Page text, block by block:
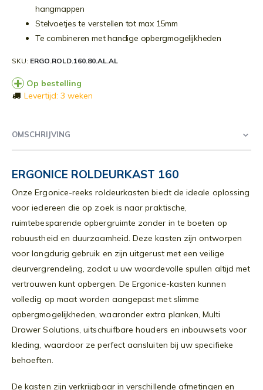
hangmappen
Stelvoetjes te verstellen tot max 15mm
Te combineren met handige opbergmogelijkheden
SKU ERGO.ROLD.160.80.AL.AL
Op bestelling
Levertijd: 3 weken
OMSCHRIJVING
ERGONICE ROLDEURKAST 160
Onze Ergonice-reeks roldeurkasten biedt de ideale oplossing
voor iedereen die op zoek is naar praktische,
ruimtebesparende opbergruimte zonder in te boeten op
robuustheid en duurzaamheid. Deze kasten zijn ontworpen
voor langdurig gebruik en zijn uitgerust met een veilige
deurvergrendeling, zodat u uw waardevolle spullen altijd met
vertrouwen kunt opbergen. De Ergonice-kasten kunnen
volledig op maat worden aangepast met slimme
opbergmogelijkheden, waaronder extra planken, Multi
Drawer Solutions, uitschuifbare houders en inbouwsets voor
kleding, waardoor ze perfect aansluiten bij uw specifieke
behoeften.
De kasten zijn verkrijgbaar in verschillende afmetingen en